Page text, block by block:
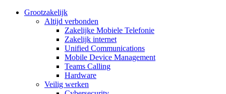
Grootzakelijk
Altijd verbonden
Zakelijke Mobiele Telefonie
Zakelijk internet
Unified Communications
Mobile Device Management
Teams Calling
Hardware
Veilig werken